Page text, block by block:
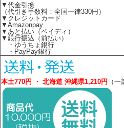
▼代金引換
（代引き手数料：全国一律330円）
▼クレジットカード
▼Amazonpay
▼あと払い（ペイディ）
▼銀行振込（前払い）
・ゆうちょ銀行
・PayPay銀行
本土770円 ・ 北海道 沖縄県1,210円 （